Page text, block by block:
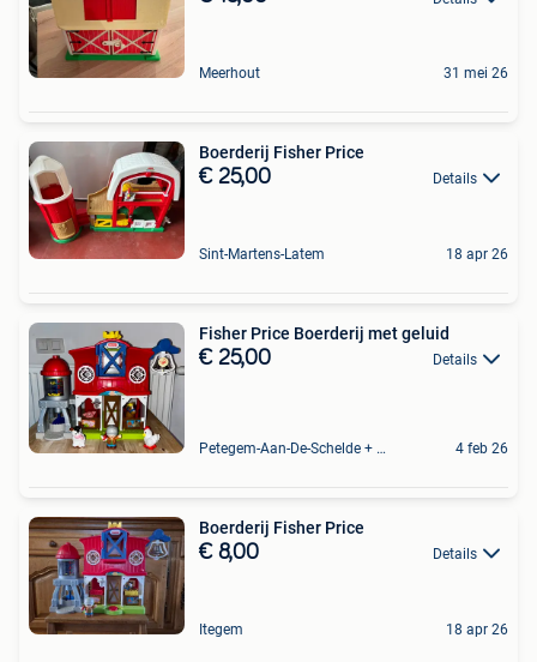
Meerhout 31 mei 26
Boerderij Fisher Price
€ 25,00 Details
Sint-Martens-Latem 18 apr 26
Fisher Price Boerderij met geluid
€ 25,00 Details
Petegem-Aan-De-Schelde + Deel Van Oudenaarde 4 feb 26
Boerderij Fisher Price
€ 8,00 Details
Itegem 18 apr 26